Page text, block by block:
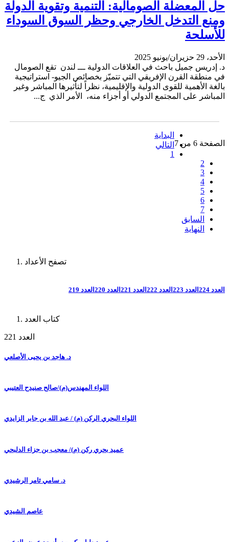
حل المعضلة الصومالية: التنمية وتقوية الدولة
ومنع التدخل الخارجي وحظر السوق السوداء
للأسلحة
الأحد، 29 حزيران/يونيو 2025
د. إدريس جميل باحث في العلاقات الدولية ـــ لندن تقع الصومال
في منطقة القرن الإفريقي التي تتميّز بخصائص الجيو- استراتيجية
بالغة الأهمية للقوى الدولية والإقليمية، نظراً لتأثيرها المباشر وغير
المباشر على المجتمع الدولي أو أجزاء منه، الأمر الذي ج...
الصفحة 6 من 7
البداية
التالي
1
2
3
4
5
6
7
السابق
النهاية
تصفح الأعداد
العدد 224 العدد 223 العدد 222 العدد 221 العدد 220 العدد 219
كتاب العدد
العدد 221
د. هاجد بن يحيى الأصلعي
اللواء المهندس(م)/صالح صنيدح العتيبي
اللواء البحري الركن (م) / عبد الله بن جابر الزايدي
عميد بحري ركن (م)/ معجب بن جزاء الدلبحي
د. سامي ثامر الرشيدي
عاصم الشيدي